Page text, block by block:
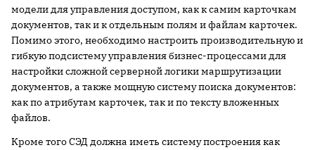
модели для управления доступом, как к самим карточкам
документов, так и к отдельным полям и файлам карточек.
Помимо этого, необходимо настроить производительную и
гибкую подсистему управления бизнес-процессами для
настройки сложной серверной логики маршрутизации
документов, а также мощную систему поиска документов:
как по атрибутам карточек, так и по тексту вложенных
файлов.
Кроме того СЭД должна иметь систему построения как